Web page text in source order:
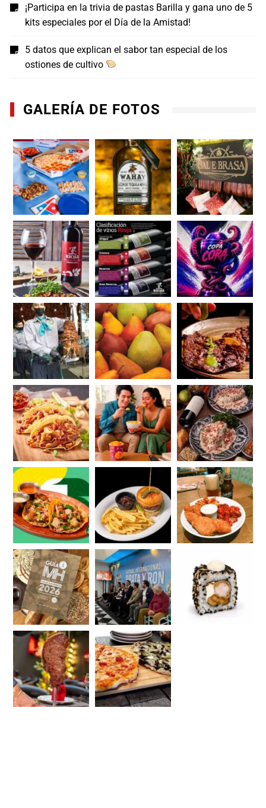
¡Participa en la trivia de pastas Barilla y gana uno de 5
kits especiales por el Día de la Amistad!
5 datos que explican el sabor tan especial de los
ostiones de cultivo
GALERÍA DE FOTOS